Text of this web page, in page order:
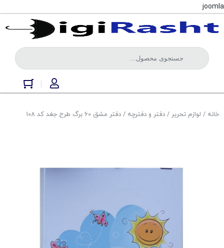
joomla
خانه / لوازم تحریر / دفتر و دفترچه / دفتر مشق 60 برگ طرح جغد کد 108